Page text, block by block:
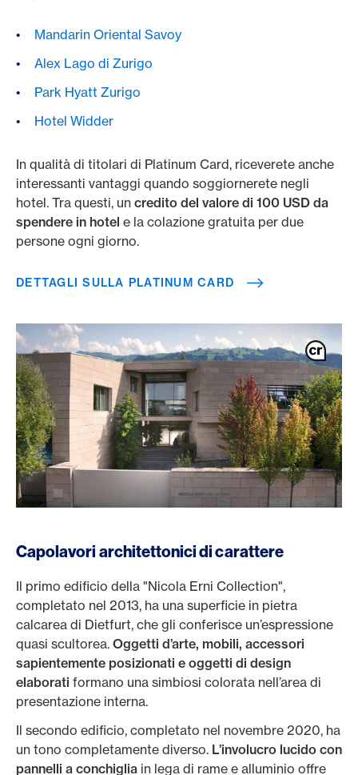
Mandarin Oriental Savoy
Alex Lago di Zurigo
Park Hyatt Zurigo
Hotel Widder
In qualità di titolari di Platinum Card, riceverete anche
interessanti vantaggi quando soggiornerete negli
hotel. Tra questi, un credito del valore di 100 USD da
spendere in hotel e la colazione gratuita per due
persone ogni giorno.
DETTAGLI SULLA PLATINUM CARD
Capolavori architettonici di carattere
Il primo edificio della "Nicola Erni Collection",
completato nel 2013, ha una superficie in pietra
calcarea di Dietfurt, che gli conferisce un’espressione
quasi scultorea. Oggetti d’arte, mobili, accessori
sapientemente posizionati e oggetti di design
elaborati formano una simbiosi colorata nell’area di
presentazione interna.
Il secondo edificio, completato nel novembre 2020, ha
un tono completamente diverso. L’involucro lucido con
pannelli a conchiglia in lega di rame e alluminio offre